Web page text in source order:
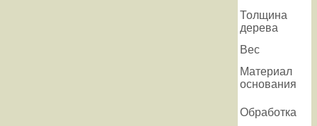
Толщина
дерева
Вес
Материал
основания
Обработка